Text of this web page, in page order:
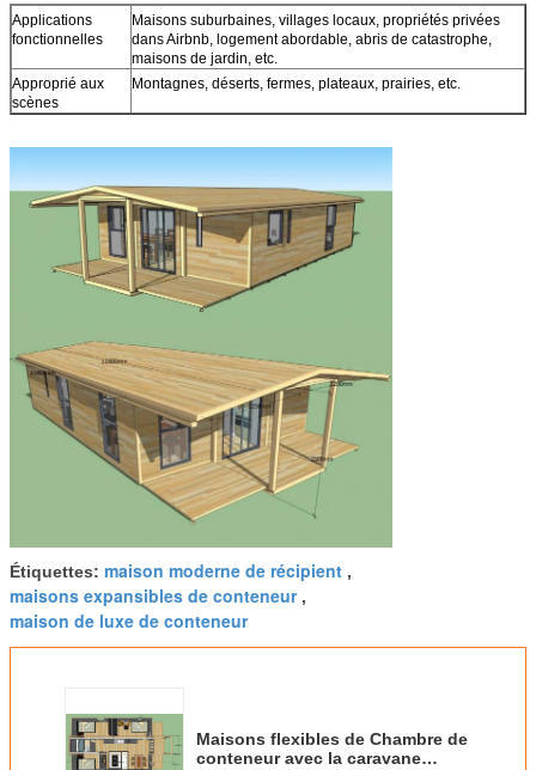
Applications
fonctionnelles
Maisons suburbaines, villages locaux, propriétés privées
dans Airbnb, logement abordable, abris de catastrophe,
maisons de jardin, etc.
Approprié aux
scènes
Montagnes, déserts, fermes, plateaux, prairies, etc.
Étiquettes: maison moderne de récipient ,
maisons expansibles de conteneur,
maison de luxe de conteneur
Maisons flexibles de Chambre de
conteneur avec la caravane